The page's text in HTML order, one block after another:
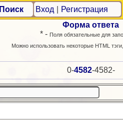
Поиск Вход
Регистрация
Форма ответа
* - Поля обязательные для
Можно использовать некоторые HTML
0-4582-4582-